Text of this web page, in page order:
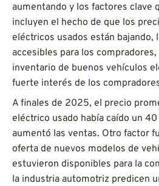
aumentando y los factores clave
incluyen el hecho de que los
eléctricos usados están bajando,
accesibles para los
inventario de buenos vehículos
fuerte interés de los
A finales de 2025, el precio
eléctrico usado había caído un
aumentó las ventas. Otro factor
oferta de nuevos modelos de
estuvieron disponibles para la
la industria automotriz predicen